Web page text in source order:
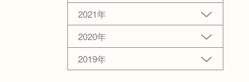
2021年
2020年
2019年